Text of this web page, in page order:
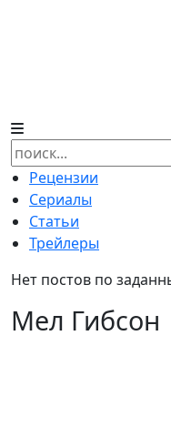
Найти:
Рецензии
Сериалы
Статьи
Трейлеры
Нет постов по
Мел Гибсон